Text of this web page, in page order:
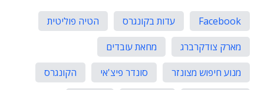
Facebook עדות בקונגרס
הטיה פוליטית
מארק צודקרברג
מחאת עובדים
מנוע חיפוש מצונזר
סונדר פיצ'אי
הקונגרס